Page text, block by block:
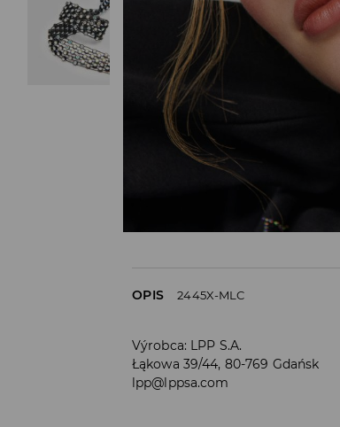
OPIS 2445X-MLC
Výrobca: LPP S.A.
Łąkowa 39/44, 80-769 Gdańsk
lpp@lppsa.com